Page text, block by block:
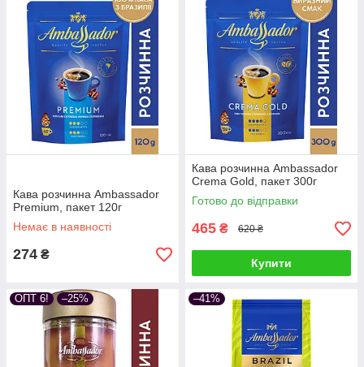
Кава розчинна Ambassador
Premium, пакет 120г
Немає в наявності
274 ₴
Кава розчинна Ambassador
Crema Gold, пакет 300г
Готово до відправки
465 ₴ 620 ₴
Купити
ОПТ 6! –25% –41%